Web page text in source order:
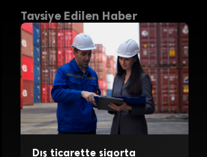
Tavsiye Edilen Haber
Dış ticarette sigorta